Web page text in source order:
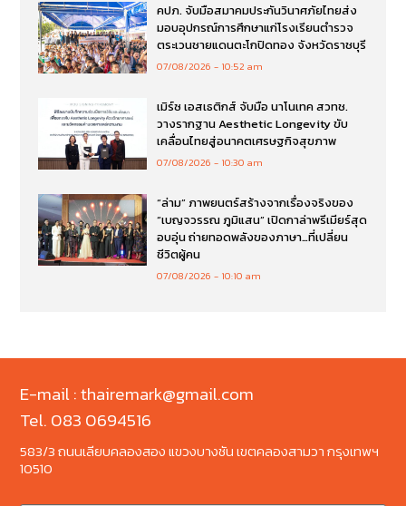
คปภ. จับมือสมาคมประกันวินาศภัยไทยส่ง
มอบอุปกรณ์การศึกษาแก่โรงเรียนตำรวจ
ตระเวนชายแดนตะโกปิดทอง จังหวัดราชบุรี
07/08/2026 10:52 am
เมิร์ซ เอสเธติกส์ จับมือ นาโนเทค สวทช.
วางรากฐาน Aesthetic Longevity ขับ
เคลื่อนไทยสู่อนาคตเศรษฐกิจสุขภาพ
07/08/2026 10:30 am
“ล่าม” ภาพยนตร์สร้างจากเรื่องจริงของ
“เบญจวรรณ ภูมิแสน” เปิดกาล่าพรีเมียร์สุด
อบอุ่น ถ่ายทอดพลังของภาษา…ที่เปลี่ยน
ชีวิตผู้คน
07/08/2026 10:10 am
E-mail : thairemark@gmail.com
Tel. 083 0694516
583/3 ถนนเลียบคลองสอง แขวงบางชัน เขตคลองสามวา กรุงเทพฯ
10510